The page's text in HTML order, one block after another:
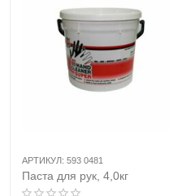
АРТИКУЛ: 593 0481
Паста для рук, 4,0кг